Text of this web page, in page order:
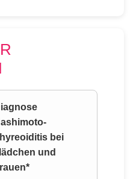
bei
und